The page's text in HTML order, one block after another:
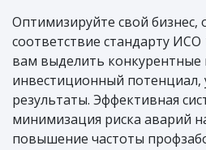
Оптимизируйте свой бизнес,
соответствие стандарту
вам выделить
инвестиционный
результаты. Эффективная
минимизация риска аварий
повышение частоты